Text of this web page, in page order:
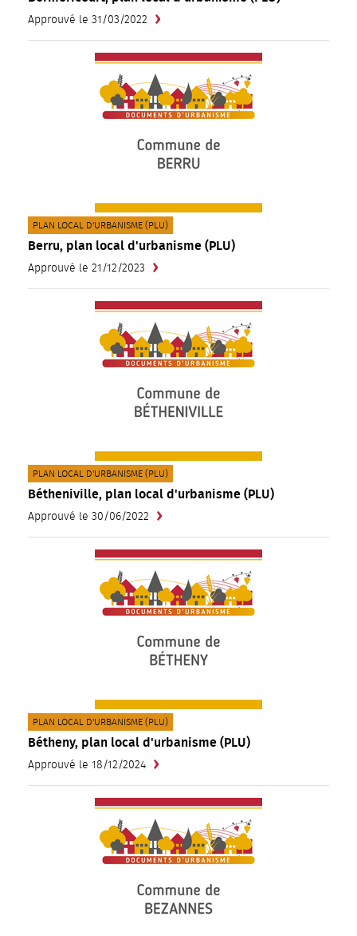
Approuvé le 31/03/2022
Berru, plan local d'urbanisme (PLU)
Approuvé le 21/12/2023
CATÉGORIE(S) :
PLAN LOCAL D'URBANISME (PLU)
Bétheniville, plan local d'urbanisme (PLU)
Approuvé le 30/06/2022
CATÉGORIE(S) :
PLAN LOCAL D'URBANISME (PLU)
Bétheny, plan local d'urbanisme (PLU)
Approuvé le 18/12/2024
CATÉGORIE(S) :
PLAN LOCAL D'URBANISME (PLU)